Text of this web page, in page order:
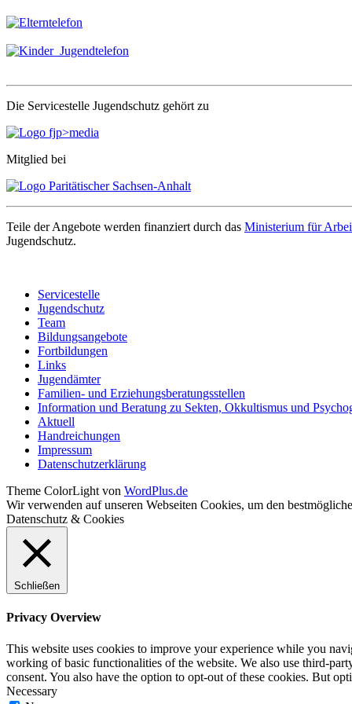
Die Servicestelle Jugendschutz gehört zu
Mitglied bei
Teile der Angebote werden finanziert durch das Ministerium für
Jugendschutz.
Servicestelle
Jugendschutz
Team
Bildungsangebote
Fortbildungen
Links
Jugendämter
Familien- und Erziehungsberatungsstellen
Information und Beratung zu Sekten, Okkultismus und
Aktuell
Handreichungen
Impressum
Datenschutzerklärung
Theme ColorLight von WordPlus.de
Wir verwenden auf unseren Webseiten Cookies, um den
Datenschutz & Cookies
Schließen
Privacy Overview
This website uses cookies to improve your experience while you
working of basic functionalities of the website. We also use third-
consent. You also have the option to opt-out of these cookies. But
Necessary